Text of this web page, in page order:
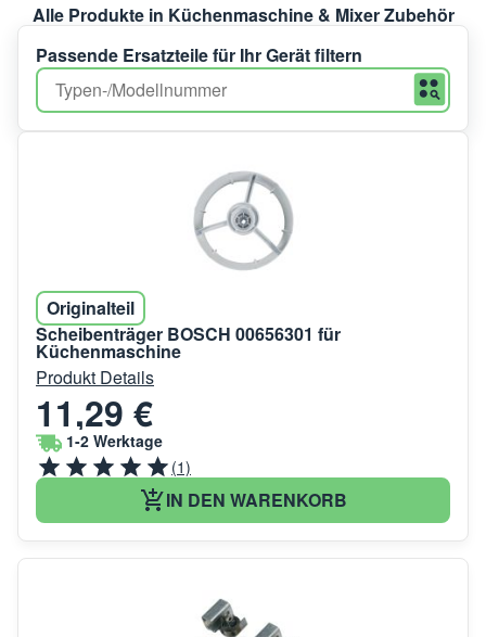
Alle Produkte in Küchenmaschine & Mixer Zubehör
Passende Ersatzteile für Ihr Gerät filtern
Originalteil
Scheibenträger BOSCH 00656301 für
Küchenmaschine
Produkt Details
11,29 €
1-2 Werktage
(1)
IN DEN WARENKORB